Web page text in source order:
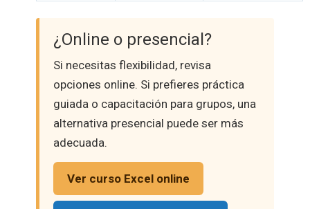
¿Online o presencial?
Si necesitas flexibilidad, revisa
opciones online. Si prefieres práctica
guiada o capacitación para grupos, una
alternativa presencial puede ser más
adecuada.
Ver curso Excel online